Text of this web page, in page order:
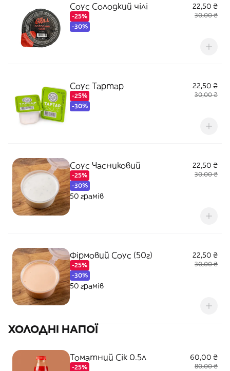
Соус Солодкий чілі
-25%
-30%
22,50 ₴
30,00 ₴
Соус Тартар
-25%
-30%
22,50 ₴
30,00 ₴
Соус Часниковий
-25%
-30%
22,50 ₴
30,00 ₴
50 грамів
Фірмовий Соус (50г)
-25%
-30%
22,50 ₴
30,00 ₴
50 грамів
ХОЛОДНІ НАПОЇ
Томатний Сік 0.5л
-25%
60,00 ₴
80,00 ₴